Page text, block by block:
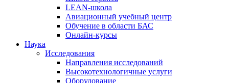
LEAN-школа
Авиационный учебный центр
Обучение в области БАС
Онлайн-курсы
Наука
Исследования
Направления исследований
Высокотехнологичные услуги
Оборудование